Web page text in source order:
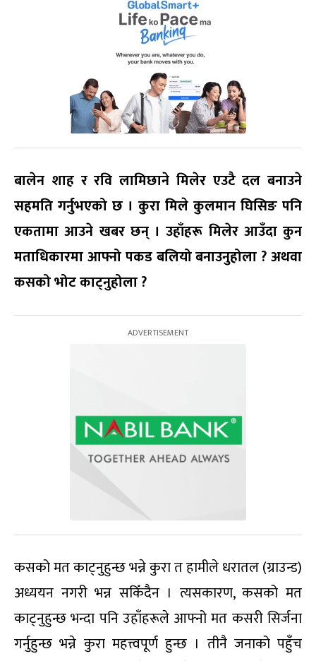
बालेन शाह र रवि लामिछाने मिलेर एउटै दल बनाउने
सहमति गर्नुभएको छ । कुरा मिले कुलमान घिसिङ पनि
एकतामा आउने खबर छन् । उहाँहरू मिलेर आउँदा कुन
मताधिकारमा आफ्नो पकड बलियो बनाउनुहोला ? अथवा
कसको भोट काट्नुहोला ?
कसको मत काट्नुहुन्छ भन्ने कुरा त हामीले धरातल (ग्राउन्ड)
अध्ययन नगरी भन्न सकिँदैन । त्यसकारण, कसको मत
काट्नुहुन्छ भन्दा पनि उहाँहरूले आफ्नो मत कसरी सिर्जना
गर्नुहुन्छ भन्ने कुरा महत्त्वपूर्ण हुन्छ । तीनै जनाको पहुँच